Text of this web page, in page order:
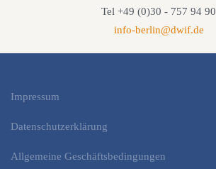
Tel +49 (0)30 - 757 94 90
info-berlin@dwif.de
Impressum
Datenschutzerklärung
Allgemeine Geschäftsbedingungen